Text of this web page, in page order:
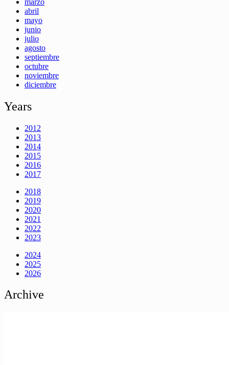
abril
mayo
junio
julio
agosto
septiembre
octubre
noviembre
diciembre
Years
2012
2013
2014
2015
2016
2017
2018
2019
2020
2021
2022
2023
2024
2025
2026
Archive